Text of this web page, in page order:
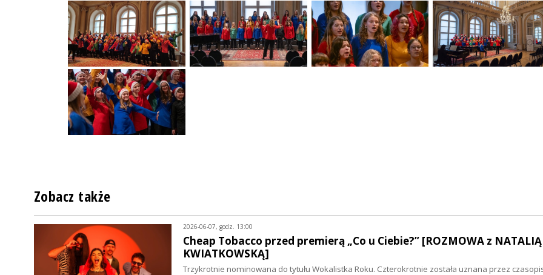
Zobacz także
2026-06-07, godz. 13:00
Cheap Tobacco przed premierą „Co u Ciebie?” [ROZMOWA z NATALIĄ
KWIATKOWSKĄ]
Trzykrotnie nominowana do tytułu Wokalistka Roku. Czterokrotnie została uznana przez